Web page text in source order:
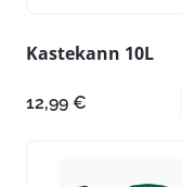
Kastekann 10L
12,99 €